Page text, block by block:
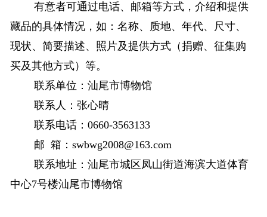
有意者可通过电话、邮箱等方式，介绍和提供
藏品的具体情况，如：名称、质地、年代、尺寸、
现状、简要描述、照片及提供方式（捐赠、征集购
买及其他方式）等。
联系单位：汕尾市博物馆
联系人：张心晴
联系电话：0660-3563133
邮 箱：swbwg2008@163.com
联系地址：汕尾市城区凤山街道海滨大道体育
中心7号楼汕尾市博物馆